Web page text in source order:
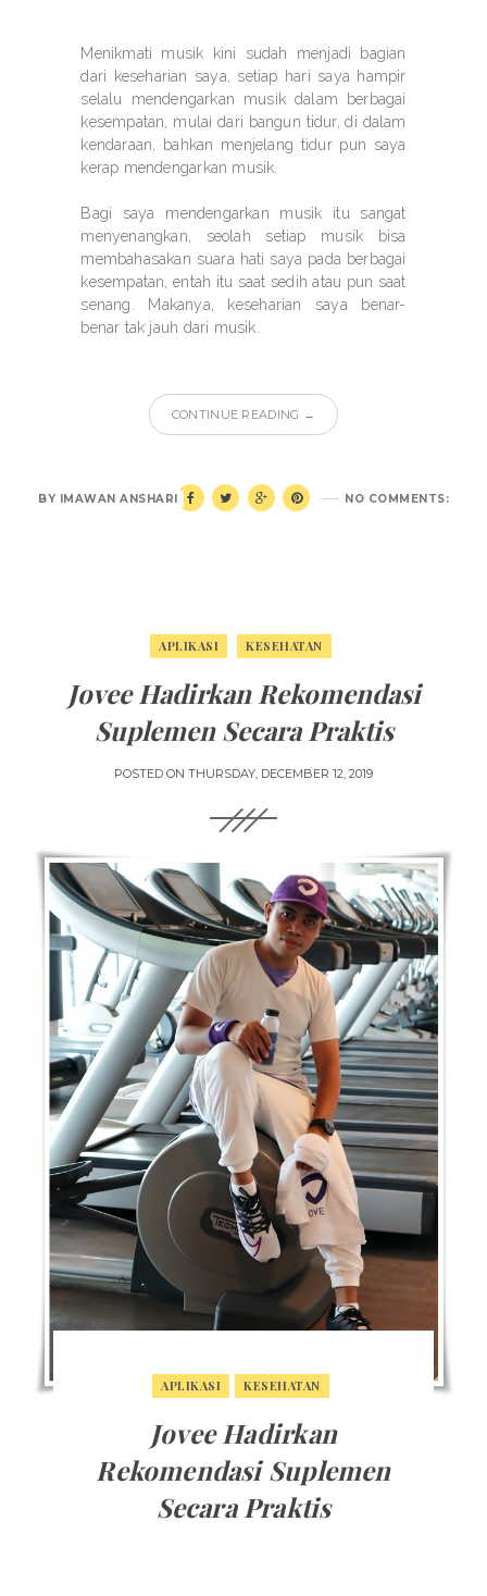
Menikmati musik kini sudah menjadi bagian
dari keseharian saya, setiap hari saya hampir
selalu mendengarkan musik dalam berbagai
kesempatan, mulai dari bangun tidur, di dalam
kendaraan, bahkan menjelang tidur pun saya
kerap mendengarkan musik.
Bagi saya mendengarkan musik itu sangat
menyenangkan, seolah setiap musik bisa
membahasakan suara hati saya pada berbagai
kesempatan, entah itu saat sedih atau pun saat
senang. Makanya, keseharian saya benar-
benar tak jauh dari musik.
CONTINUE READING →
NO COMMENTS:
BY IMAWAN ANSHARI
APLIKASI KESEHATAN
Jovee Hadirkan Rekomendasi
Suplemen Secara Praktis
POSTED ON THURSDAY, DECEMBER 12, 2019
APLIKASI KESEHATAN
Jovee Hadirkan
Rekomendasi Suplemen
Secara Praktis